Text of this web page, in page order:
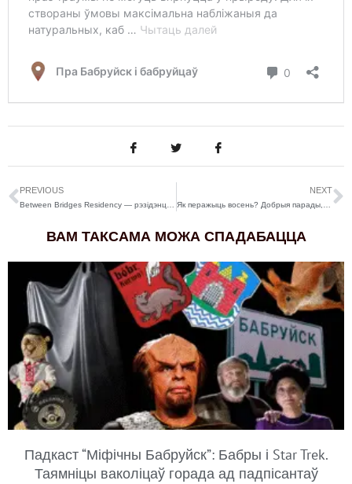
PREVIOUS NEXT
ВАМ ТАКСАМА МОЖА СПАДАБАЦЦА
Падкаст “Міфічны Бабруйск”: Бабры і Star Trek.
Таямніцы ваколіцаў горада ад падпісантаў